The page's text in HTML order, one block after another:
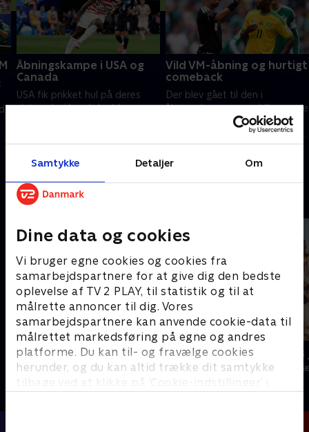
Samtykke Detaljer Om
Dine data og cookies
Vi bruger egne cookies og cookies fra
samarbejdspartnere for at give dig den bedste
oplevelse af TV 2 PLAY, til statistik og til at
målrette annoncer til dig. Vores
samarbejdspartnere kan anvende cookie-data til
målrettet markedsføring på egne og andres
platforme. Du kan til- og fravælge cookies
herunder, og du kan altid trække dit samtykke
tilbage ved at klikke på ’Cookie-indstillinger’ i
Åbningskampe i USA og
Canada
USA fik prikket hul på deres
slutrunde, i hvad der blev en
Canada og Bosnien-
Hercegovina tørnede sammen.
Vild VM-åbning og hurtigt
comeback
Der blev gået til den i
åbningskampen med flere røde
kort. I Canadas lejr er der tvivl
om deres store stjerne, mens
Sydkorea og Tjekkiet mødtes
for første gang i en slutrunde.
Andre så også
Klovn
Komedie • 11 sæsoner
24
TV-Shows • 1